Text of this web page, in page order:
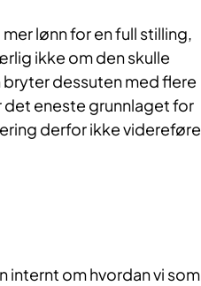
lønn for en full stilling,
ikke om den skulle
dessuten med flere
eneste grunnlaget for
derfor ikke videreføre
internt om hvordan vi som